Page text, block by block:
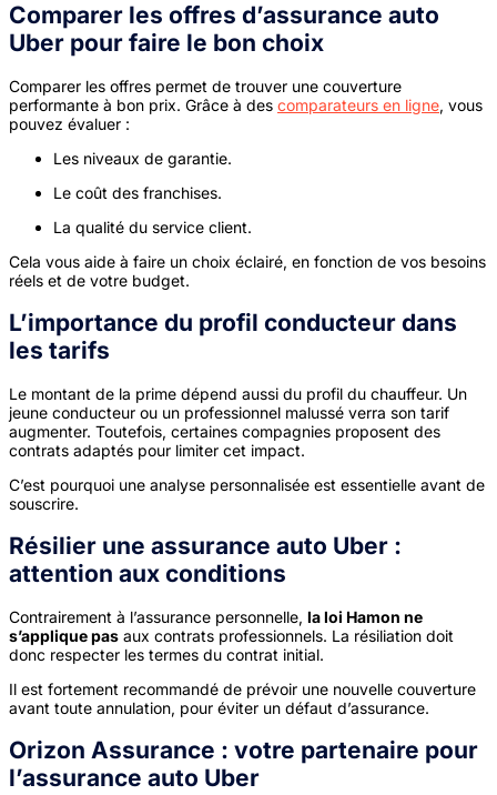
Comparer les offres d’assurance auto
Uber pour faire le bon choix
Comparer les offres permet de trouver une couverture
performante à bon prix. Grâce à des comparateurs en ligne, vous
pouvez évaluer :
Les niveaux de garantie.
Le coût des franchises.
La qualité du service client.
Cela vous aide à faire un choix éclairé, en fonction de vos besoins
réels et de votre budget.
L’importance du profil conducteur dans
les tarifs
Le montant de la prime dépend aussi du profil du chauffeur. Un
jeune conducteur ou un professionnel malussé verra son tarif
augmenter. Toutefois, certaines compagnies proposent des
contrats adaptés pour limiter cet impact.
C’est pourquoi une analyse personnalisée est essentielle avant de
souscrire.
Résilier une assurance auto Uber :
attention aux conditions
Contrairement à l’assurance personnelle, la loi Hamon ne
s’applique pas aux contrats professionnels. La résiliation doit
donc respecter les termes du contrat initial.
Il est fortement recommandé de prévoir une nouvelle couverture
avant toute annulation, pour éviter un défaut d’assurance.
Orizon Assurance : votre partenaire pour
l’assurance auto Uber